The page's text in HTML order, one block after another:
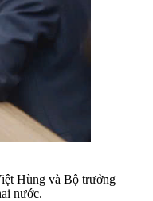
Hùng và Bộ trưởng
nước.